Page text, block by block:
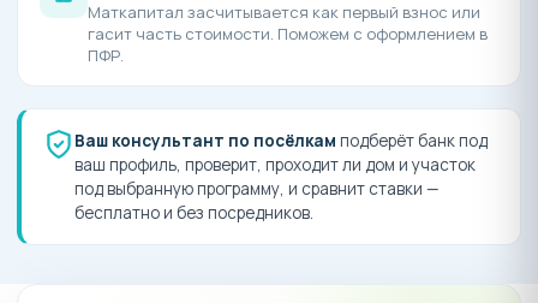
разводкой и установкой металлических радиаторов
отопления согласно проекту дома согласно расчету
Вентиляция - Вентиляционные каналы из асбесто-
Придомовая территория:
Территория вокруг дома - Естественный грунт,
рулонный газон, осветительные приборы, площадка
Ограждение участка - фасадное ограждение участка
Маткапитал засчитывается как первый взнос или
гасит часть стоимости. Поможем с оформлением в
ПФР.
Ваш консультант по посёлкам подберёт банк под
ваш профиль, проверит, проходит ли дом и участок
под выбранную программу, и сравнит ставки —
бесплатно и без посредников.